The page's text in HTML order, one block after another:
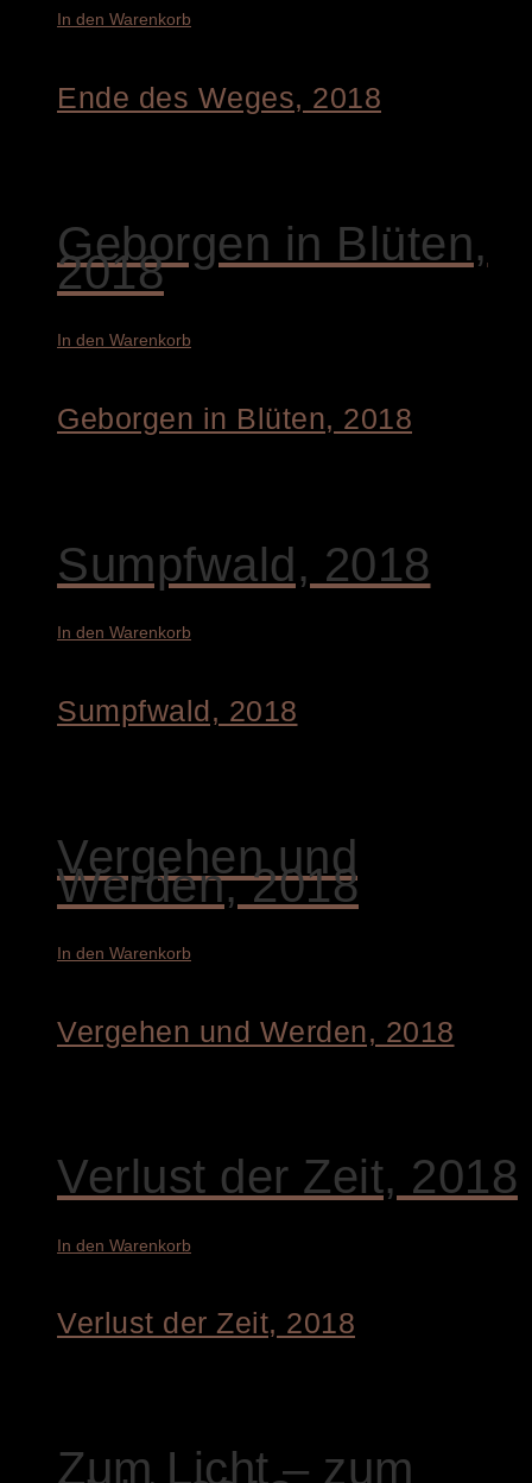
In den Warenkorb
Ende des Weges, 2018
Geborgen in Blüten,
2018
In den Warenkorb
Geborgen in Blüten, 2018
Sumpfwald, 2018
In den Warenkorb
Sumpfwald, 2018
Vergehen und
Werden, 2018
In den Warenkorb
Vergehen und Werden, 2018
Verlust der Zeit, 2018
In den Warenkorb
Verlust der Zeit, 2018
Zum Licht – zum